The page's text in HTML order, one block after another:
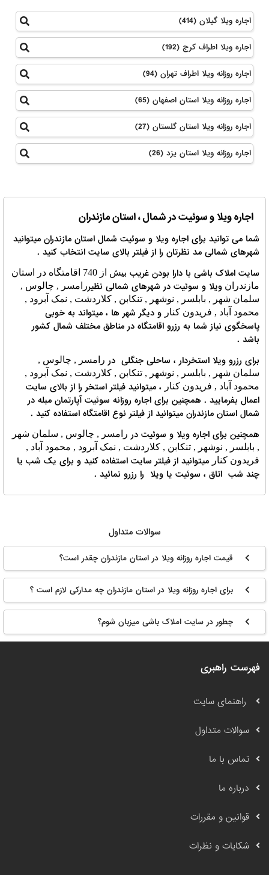
اجاره ویلا گیلان (414)
اجاره ویلا اطراف کرج (192)
اجاره روزانه ویلا اطراف تهران (94)
اجاره روزانه ویلا استان اصفهان (65)
اجاره روزانه ویلا استان گلستان (27)
اجاره روزانه ویلا استان یزد (26)
اجاره ویلا و سوئیت در شمال ، استان مازندران
شما می توانید برای اجاره ویلا و سوئیت شمال استان مازندران میتوانید
شهرهای شمالی مد نظرتان را از فیلتر بالای سایت انتخاب کنید .
سایت املاک باشی با دارا بودن غریب
بیش از 740 اقامتگاه در استان
مازندران ویلا و سوئیت در شهرهای شمالی نظیررامسر , چالوس ,
سلمان شهر , بابلسر , نوشهر , تنکابن , کلاردشت , نمک آبرود ,
محمود آباد , فریدون کنار و دیگر شهر ها ، میتواند به خوبی
پاسخگوی نیاز شما به رزرو اقامتگاه در مناطق مختلف شمال کشور
باشد .
برای رزرو ویلا استخردار ، ساحلی جنگلی در رامسر , چالوس ,
سلمان شهر , بابلسر , نوشهر , تنکابن , کلاردشت , نمک آبرود ,
محمود آباد , فریدون کنار
، میتوانید فیلتر استخر را از بالای سایت
اعمال بفرمایید . همچنین برای اجاره روزانه سوئیت آپارتمان مبله در
شمال استان مازندران میتوانید از فیلتر نوع اقامتگاه استفاده کنید .
همچنین برای اجاره ویلا و سوئیت در رامسر , چالوس , سلمان شهر
, بابلسر , نوشهر , تنکابن , کلاردشت , نمک آبرود , محمود آباد ,
فریدون کنار میتوانید از فیلتر سایت استفاده کنید و برای یک شب یا
چند شب اتاق ، سوئیت یا ویلا را رزرو نمائید .
سوالات متداول
قیمت اجاره روزانه ویلا در استان مازندران چقدر است؟
برای اجاره روزانه ویلا در استان مازندران چه مدارکی لازم است ؟
چطور در سایت املاک باشی میزبان شوم؟
فهرست راهبری
راهنمای سایت
سوالات متداول
تماس با ما
درباره ما
قوانین و مقررات
شکایات و نظرات